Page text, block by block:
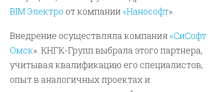
BIM Электро от компании«Нанософт».
Внедрение осуществляла компания«СиСофт
Омск». КНГК-Групп выбрала этого партнера,
учитывая квалификацию его специалистов,
опыт в аналогичных проектах и